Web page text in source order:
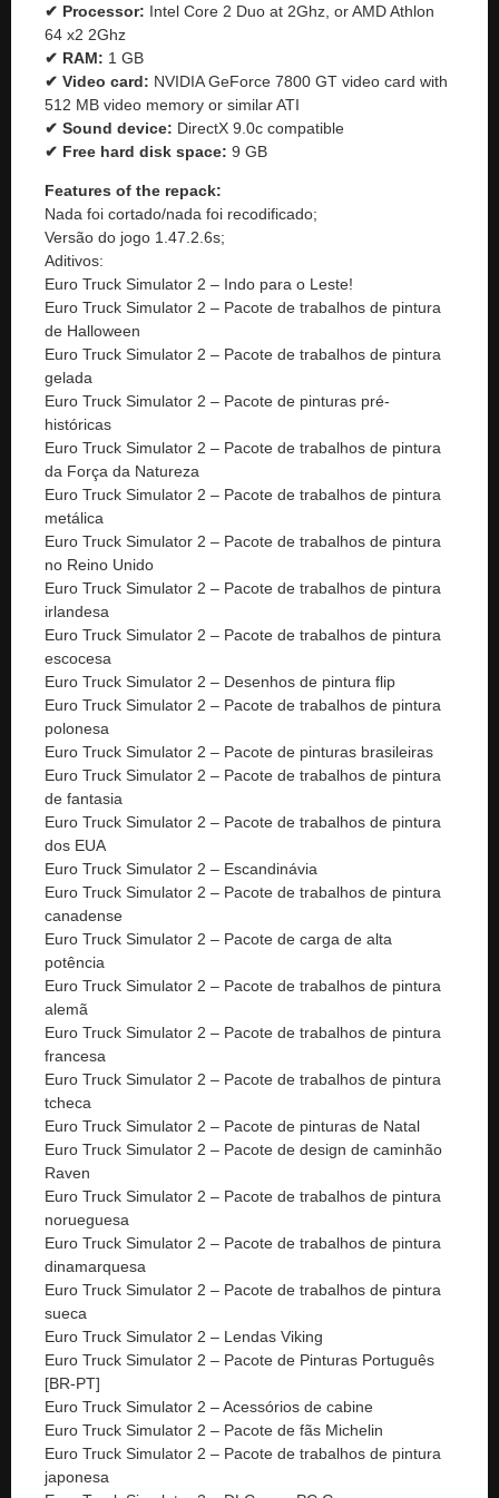
✔ Processor: Intel Core 2 Duo at 2Ghz, or AMD Athlon
64 x2 2Ghz
✔ RAM: 1 GB
✔ Video card: NVIDIA GeForce 7800 GT video card with
512 MB video memory or similar ATI
✔ Sound device: DirectX 9.0c compatible
✔ Free hard disk space: 9 GB
Features of the repack:
Nada foi cortado/nada foi recodificado;
Versão do jogo 1.47.2.6s;
Aditivos:
Euro Truck Simulator 2 – Indo para o Leste!
Euro Truck Simulator 2 – Pacote de trabalhos de pintura
de Halloween
Euro Truck Simulator 2 – Pacote de trabalhos de pintura
gelada
Euro Truck Simulator 2 – Pacote de pinturas pré-
históricas
Euro Truck Simulator 2 – Pacote de trabalhos de pintura
da Força da Natureza
Euro Truck Simulator 2 – Pacote de trabalhos de pintura
metálica
Euro Truck Simulator 2 – Pacote de trabalhos de pintura
no Reino Unido
Euro Truck Simulator 2 – Pacote de trabalhos de pintura
irlandesa
Euro Truck Simulator 2 – Pacote de trabalhos de pintura
escocesa
Euro Truck Simulator 2 – Desenhos de pintura flip
Euro Truck Simulator 2 – Pacote de trabalhos de pintura
polonesa
Euro Truck Simulator 2 – Pacote de pinturas brasileiras
Euro Truck Simulator 2 – Pacote de trabalhos de pintura
de fantasia
Euro Truck Simulator 2 – Pacote de trabalhos de pintura
dos EUA
Euro Truck Simulator 2 – Escandinávia
Euro Truck Simulator 2 – Pacote de trabalhos de pintura
canadense
Euro Truck Simulator 2 – Pacote de carga de alta
potência
Euro Truck Simulator 2 – Pacote de trabalhos de pintura
alemã
Euro Truck Simulator 2 – Pacote de trabalhos de pintura
francesa
Euro Truck Simulator 2 – Pacote de trabalhos de pintura
tcheca
Euro Truck Simulator 2 – Pacote de pinturas de Natal
Euro Truck Simulator 2 – Pacote de design de caminhão
Raven
Euro Truck Simulator 2 – Pacote de trabalhos de pintura
norueguesa
Euro Truck Simulator 2 – Pacote de trabalhos de pintura
dinamarquesa
Euro Truck Simulator 2 – Pacote de trabalhos de pintura
sueca
Euro Truck Simulator 2 – Lendas Viking
Euro Truck Simulator 2 – Pacote de Pinturas Português
[BR-PT]
Euro Truck Simulator 2 – Acessórios de cabine
Euro Truck Simulator 2 – Pacote de fãs Michelin
Euro Truck Simulator 2 – Pacote de trabalhos de pintura
japonesa